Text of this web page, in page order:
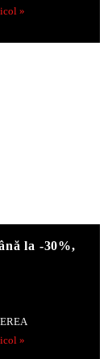
»
la -30%,
»